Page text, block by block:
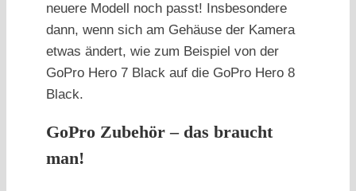
neuere Modell noch passt! Insbesondere
dann, wenn sich am Gehäuse der Kamera
etwas ändert, wie zum Beispiel von der
GoPro Hero 7 Black auf die GoPro Hero 8
Black.
GoPro Zubehör – das braucht
man!